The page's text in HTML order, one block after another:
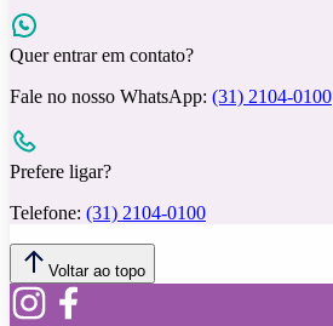
Quer entrar em contato?
Fale no nosso WhatsApp: (31) 2104-0100
Prefere ligar?
Telefone: (31) 2104-0100
Voltar ao topo